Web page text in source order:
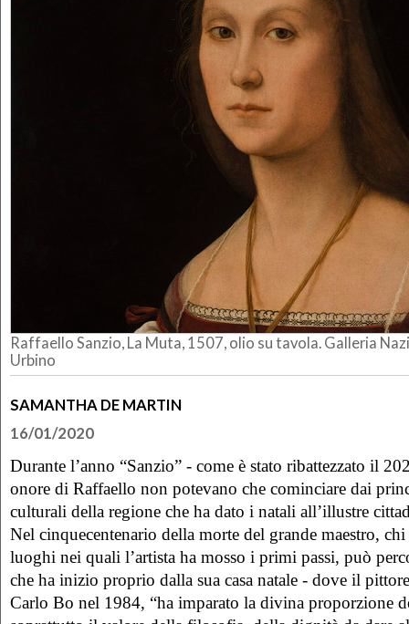
Raffaello Sanzio, La Muta, 1507, olio su tavola. Galleria
Urbino
SAMANTHA DE MARTIN
16/01/2020
Durante l’anno “Sanzio” - come è stato ribattezzato il
onore di Raffaello non potevano che cominciare dai
culturali della regione che ha dato i natali all’illustre
Nel cinquecentenario della morte del grande maestro,
luoghi nei quali l’artista ha mosso i primi passi, può
che ha inizio proprio dalla sua casa natale - dove il
Carlo Bo nel 1984, “ha imparato la divina proporzione